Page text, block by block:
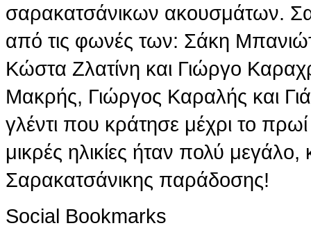
σαρακατσάνικων ακουσμάτων.
από τις φωνές των: Σάκη
Κώστα Ζλατίνη και Γιώργο
Μακρής, Γιώργος Καραλής και
γλέντι που κράτησε μέχρι το
μικρές ηλικίες ήταν πολύ μεγάλο,
Σαρακατσάνικης παράδοσης!
Social Bookmarks